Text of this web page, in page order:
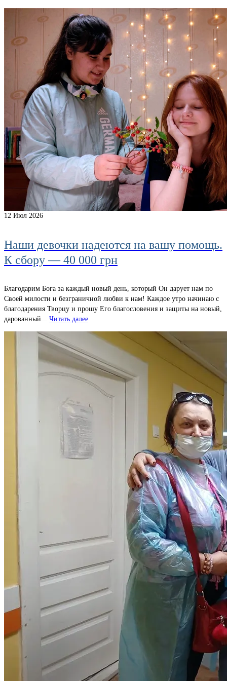
12 Июл 2026
Наши девочки надеются на вашу помощь.
К сбору — 40 000 грн
Благодарим Бога за каждый новый день, который Он дарует нам по
Своей милости и безграничной любви к нам! Каждое утро начинаю с
благодарения Творцу и прошу Его благословения и защиты на новый,
дарованный... Читать далее